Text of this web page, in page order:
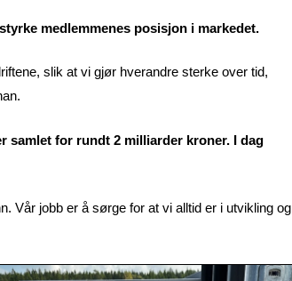
medlemmenes posisjon i markedet.
slik at vi gjør hverandre sterke over tid,
samlet for rundt 2 milliarder kroner. I dag
Vår jobb er å sørge for at vi alltid er i utvikling og